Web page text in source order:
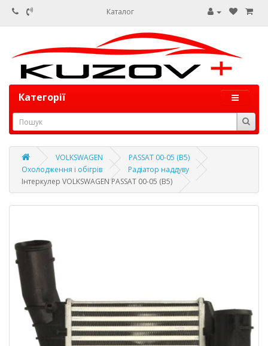
Каталог
Категорії
VOLKSWAGEN
PASSAT 00-05 (B5)
Охолодження і обігрів
Радіатор наддуву
Інтеркулер VOLKSWAGEN PASSAT 00-05 (B5)